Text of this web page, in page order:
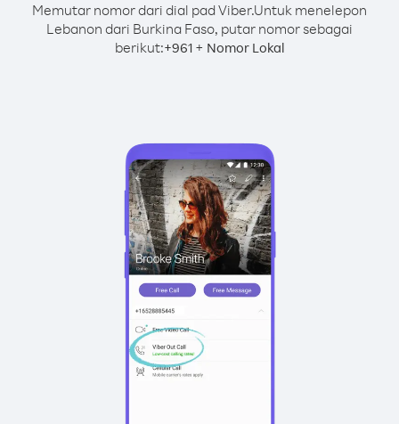
Memutar nomor dari dial pad Viber.Untuk menelepon
Lebanon dari Burkina Faso, putar nomor sebagai
berikut:+961+ Nomor Lokal